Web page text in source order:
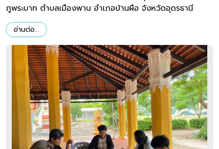
ภูพระบาท ตำบลเมืองพาน อำเภอบ้านผือ จังหวัดอุดรธานี
อ่านต่อ...